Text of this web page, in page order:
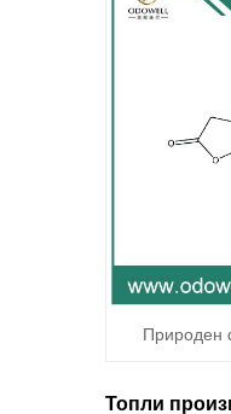
Природен
Топли